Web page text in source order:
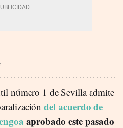
número 1 de Sevilla admite
del acuerdo de
aprobado este pasado